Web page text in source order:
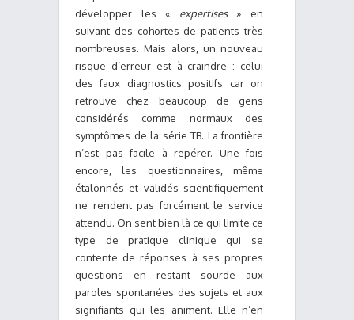
développer les « expertises» en
suivant des cohortes de patients très
nombreuses. Mais alors, un nouveau
risque d’erreur est à craindre : celui
des faux diagnostics positifs car on
retrouve chez beaucoup de gens
considérés comme normaux des
symptômes de la série TB. La frontière
n’est pas facile à repérer. Une fois
encore, les questionnaires, même
étalonnés et validés scientifiquement
ne rendent pas forcément le service
attendu. On sent bien là ce qui limite ce
type de pratique clinique qui se
contente de réponses à ses propres
questions en restant sourde aux
paroles spontanées des sujets et aux
signifiants qui les animent. Elle n’en